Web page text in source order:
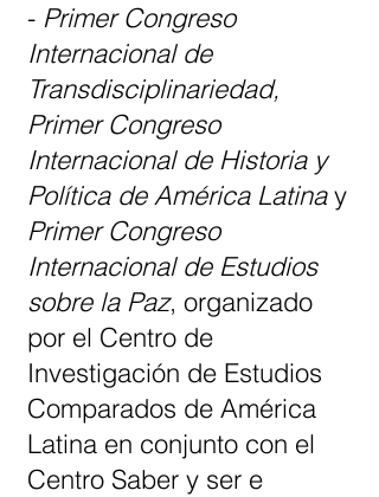
- Primer Congreso
Internacional de
Transdisciplinariedad,
Primer Congreso
Internacional de Historia y
Política de América Latinay
Primer Congreso
Internacional de Estudios
sobre la Paz, organizado
por el Centro de
Investigación de Estudios
Comparados de América
Latina en conjunto con el
Centro Saber y ser e